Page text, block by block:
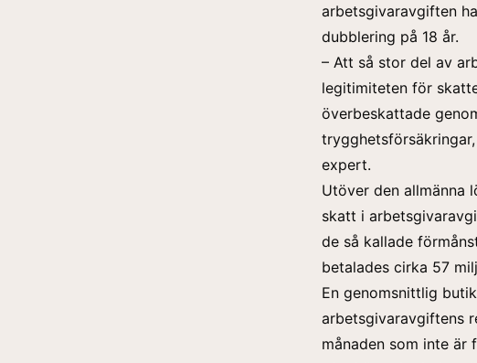
arbetsgivaravgiften
dubblering på 18 år.
– Att så stor del av
legitimiteten för
överbeskattade
expert.
Utöver den allmänna
skatt i
de så kallade
betalades cirka 57
En genomsnittlig
arbetsgivaravgiftens
månaden som inte är